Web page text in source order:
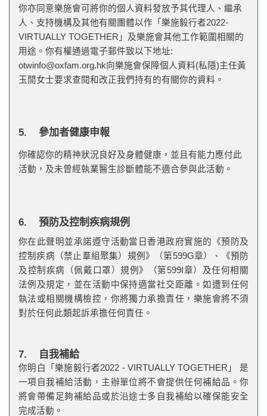
你亦同意樂施會可將你的個人資料發放予其代理人、繼承
人、支持機構及其他有關團體以作「樂施毅行者2022-
VIRTUALLY TOGETHER」及樂施會其他工作範圍相關的
用途。你有權通過電子郵件致以下地址:
otwinfo@oxfam.org.hk向樂施會保障個人資料(私隱)主任黃
玉閒女士要求查閱和改正我們持有的有關你的資料。
5. 參加者健康申報
你確認你的精神狀況良好及身體健康，並且有能力應付此
活動，及未曾經執業醫生診斷體能不適合參與此活動。
6. 預防及控制疾病規例
你在此聲明並承諾遵守活動當日香港政府實施的《預防及
控制疾病（禁止羣組聚集）規例》（第599G章）、《預防
及控制疾病（佩戴口罩）規例》（第599I章）及任何相關
法例及規定，並在活動中保持適當社交距離。如遭到任何
執法或相關機構檢控，你將獨力承擔責任，樂施會將不須
對於任何此類起訴承擔任何責任。
7. 自我補給
你明白「樂施毅行者2022 - VIRTUALLY TOGETHER」 是
一項自我補給活動，主辦單位將不會提供任何補給品。你
將會帶備足夠補給品或於沿途士多自我補給以確保能安全
完成活動。